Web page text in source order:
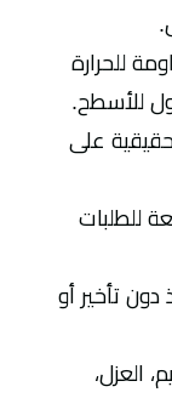
للحرارة
للأسطح.
على
للطلبات
دون تأخير أو
العزل،